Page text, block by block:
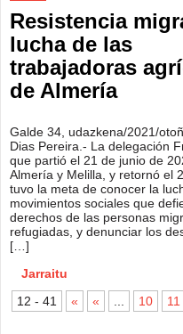
Resistencia
lucha de las
trabajadoras
de Almería
Galde 34, udazkena/2021/
Dias Pereira.- La delegación
que partió el 21 de junio de
Almería y Melilla, y retornó el
tuvo la meta de conocer la
movimientos sociales que
derechos de las personas
refugiadas, y denunciar los
[…]
Jarraitu
12 - 41
« « 10 11